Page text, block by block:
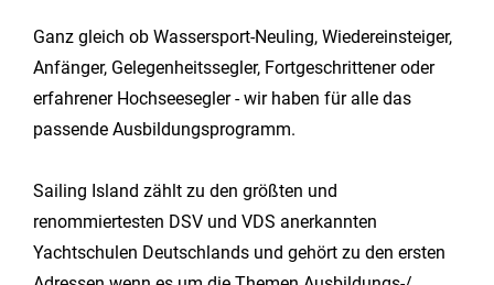
Ganz gleich ob Wassersport-Neuling, Wiedereinsteiger,
Anfänger, Gelegenheitssegler, Fortgeschrittener oder
erfahrener Hochseesegler - wir haben für alle das
passende Ausbildungsprogramm.
Sailing Island zählt zu den größten und
renommiertesten DSV und VDS anerkannten
Yachtschulen Deutschlands und gehört zu den ersten